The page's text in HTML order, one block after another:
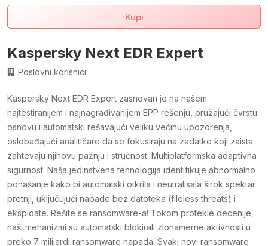
Kupi
Kaspersky Next EDR Expert
Poslovni korisnici
Kaspersky Next EDR Expert zasnovan je na našem
najtestiranijem i najnagrađivanijem EPP rešenju, pružajući čvrstu
osnovu i automatski rešavajući veliku većinu upozorenja,
oslobađajući analitičare da se fokusiraju na zadatke koji zaista
zahtevaju njihovu pažnju i stručnost. Multiplatformska adaptivna
sigurnost. Naša jedinstvena tehnologija identifikuje abnormalno
ponašanje kako bi automatski otkrila i neutralisala širok spektar
pretnji, uključujući napade bez datoteka (fileless threats) i
eksploate. Rešite se ransomware-a! Tokom protekle decenije,
naši mehanizmi su automatski blokirali zlonamerne aktivnosti u
preko 7 milijardi ransomware napada. Svaki novi ransomware